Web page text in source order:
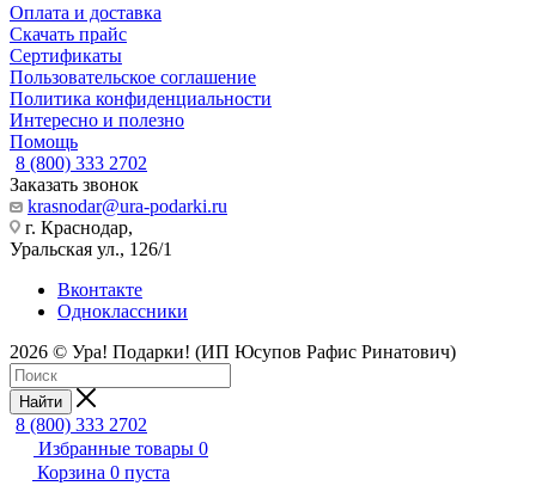
Оплата и доставка
Скачать прайс
Сертификаты
Пользовательское соглашение
Политика конфиденциальности
Интересно и полезно
Помощь
8 (800) 333 2702
Заказать звонок
krasnodar@ura-podarki.ru
г. Краснодар,
Уральская ул., 126/1
Вконтакте
Одноклассники
2026 © Ура! Подарки! (ИП Юсупов Рафис Ринатович)
Найти
8 (800) 333 2702
Избранные товары 0
Корзина 0 пуста